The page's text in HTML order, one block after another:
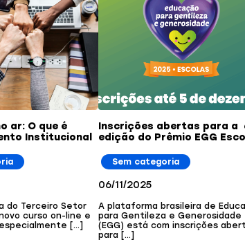
ar: O que é
Institucional
do Terceiro Setor
curso on-line e
[…]
Inscrições abertas para a
edição do Prêmio EGG
Sem categoria
06/11/2025
A plataforma brasileira de
para Gentileza e Generosidade
(EGG) está com inscrições
para […]